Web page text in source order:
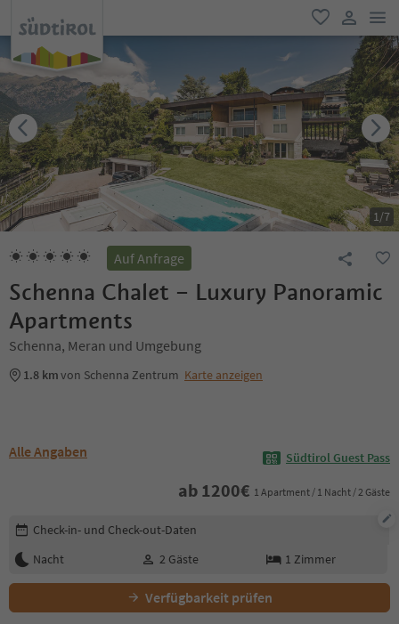
favorit
user link
1/7
Auf Anfrage
Schenna Chalet – Luxury Panoramic
Apartments
Schenna, Meran und Umgebung
1.8 kmvon Schenna Zentrum Karte anzeigen
Alle Angaben Südtirol Guest Pass
ab 1200€ 1 Apartment / 1 Nacht / 2 Gäste
Buchungsdetails bearbeiten
Check-in- und Check-out-Daten
Nacht
2 Gäste 1 Zimmer
Verfügbarkeit prüfen